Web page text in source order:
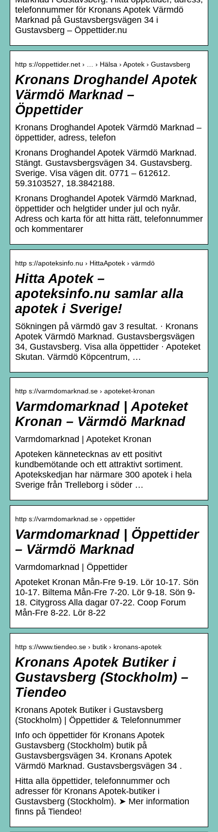
telefonnummer för Kronans Apotek Värmdö
Marknad på Gustavsbergsvägen 34 i
Gustavsberg – Öppettider.nu
http s://oppettider.net › … › Hälsa › Apotek › Gustavsberg
Kronans Droghandel Apotek
Värmdö Marknad –
Öppettider
Kronans Droghandel Apotek Värmdö Marknad –
öppettider, adress, telefon
Kronans Droghandel Apotek Värmdö Marknad.
Stängt. Gustavsbergsvägen 34. Gustavsberg.
Sverige. Visa vägen dit. 0771 – 612612.
59.3103527, 18.3842188.
Kronans Droghandel Apotek Värmdö Marknad,
öppettider och helgtider under jul och nyår.
Adress och karta för att hitta rätt, telefonnummer
och kommentarer
http s://apoteksinfo.nu › HittaApotek › värmdö
Hitta Apotek –
apoteksinfo.nu samlar alla
apotek i Sverige!
Sökningen på värmdö gav 3 resultat. · Kronans
Apotek Värmdö Marknad. Gustavsbergsvägen
34, Gustavsberg. Visa alla öppettider · Apoteket
Skutan. Värmdö Köpcentrum, …
http s://varmdomarknad.se › apoteket-kronan
Varmdomarknad | Apoteket
Kronan – Värmdö Marknad
Varmdomarknad | Apoteket Kronan
Apoteken kännetecknas av ett positivt
kundbemötande och ett attraktivt sortiment.
Apotekskedjan har närmare 300 apotek i hela
Sverige från Trelleborg i söder …
http s://varmdomarknad.se › oppettider
Varmdomarknad | Öppettider
– Värmdö Marknad
Varmdomarknad | Öppettider
Apoteket Kronan Mån-Fre 9-19. Lör 10-17. Sön
10-17. Biltema Mån-Fre 7-20. Lör 9-18. Sön 9-
18. Citygross Alla dagar 07-22. Coop Forum
Mån-Fre 8-22. Lör 8-22
http s://www.tiendeo.se › butik › kronans-apotek
Kronans Apotek Butiker i
Gustavsberg (Stockholm) –
Tiendeo
Kronans Apotek Butiker i Gustavsberg
(Stockholm) | Öppettider & Telefonnummer
Info och öppettider för Kronans Apotek
Gustavsberg (Stockholm) butik på
Gustavsbergsvägen 34. Kronans Apotek
Värmdö Marknad. Gustavsbergsvägen 34 .
Hitta alla öppettider, telefonnummer och
adresser för Kronans Apotek-butiker i
Gustavsberg (Stockholm). ➤ Mer information
finns på Tiendeo!